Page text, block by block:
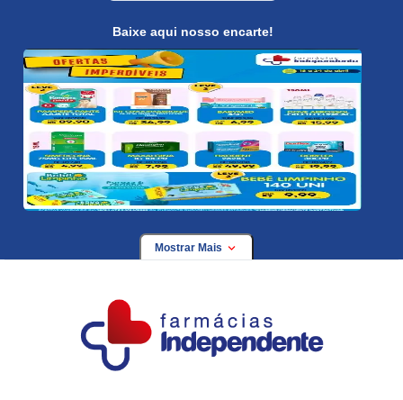
Baixe aqui nosso encarte!
Mostrar Mais